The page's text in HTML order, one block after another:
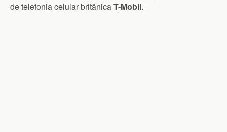
de telefonia celular britânicaT-Mobil.